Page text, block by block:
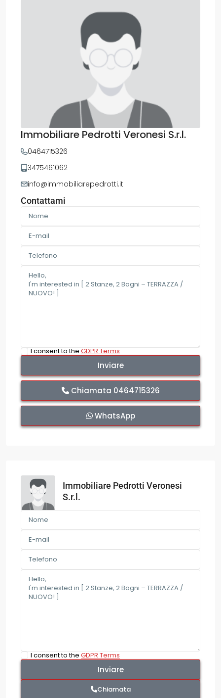
Immobiliare Pedrotti Veronesi S.r.l.
0464715326
3475461062
info@immobiliarepedrotti.it
Contattami
I consent to theGDPR Terms
Chiamata 0464715326
WhatsApp
Immobiliare Pedrotti Veronesi
S.r.l.
I consent to the GDPR Terms
Chiamata